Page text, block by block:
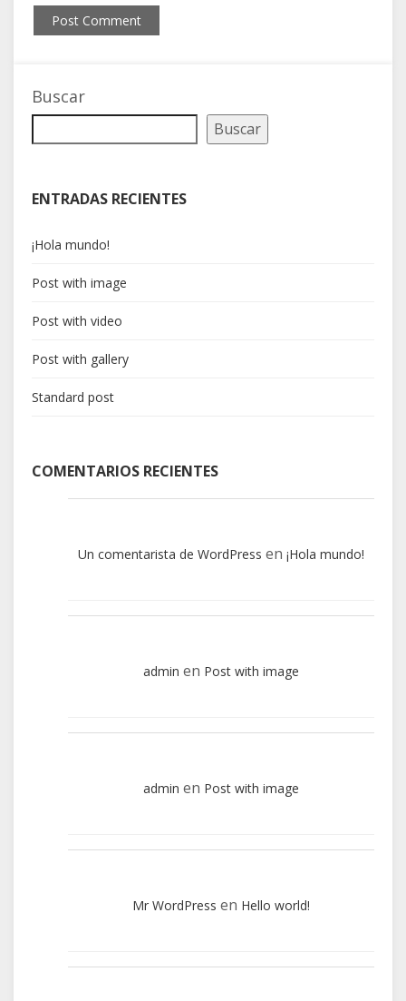
Buscar
Buscar
ENTRADAS RECIENTES
¡Hola mundo!
Post with image
Post with video
Post with gallery
Standard post
COMENTARIOS RECIENTES
Un comentarista de WordPress en ¡Hola mundo!
admin en Post with image
admin en Post with image
Mr WordPress en Hello world!